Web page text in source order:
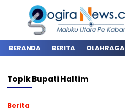
BERANDA BERITA OLAHRAGA
TopikBupati Haltim
Berita